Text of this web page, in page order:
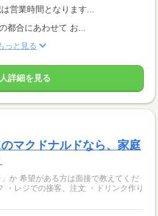
営業時間となります...
都合にあわせて お...
っと見る
詳細を見る
マクドナルドなら、家庭
」か 希望がある方は面接で教えてくだ